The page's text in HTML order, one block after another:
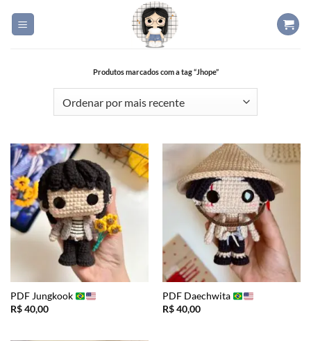
Produtos marcados com a tag “Jhope”
PDF Jungkook
R$40,00
PDF Daechwita
R$40,00